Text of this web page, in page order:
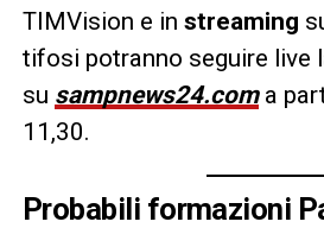
TIMVision e in streaming
tifosi potranno seguire live
su sampnews24.coma
11,30.
Probabili formazioni